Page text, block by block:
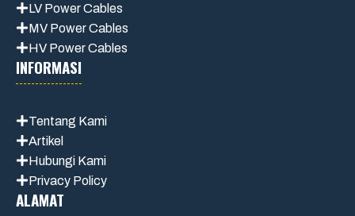
LV Power Cables
MV Power Cables
HV Power Cables
INFORMASI
Tentang Kami
Artikel
Hubungi Kami
Privacy Policy
ALAMAT